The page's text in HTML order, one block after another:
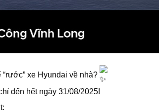
xe Hyundai về nhà?
đến hết ngày 31/08/2025!